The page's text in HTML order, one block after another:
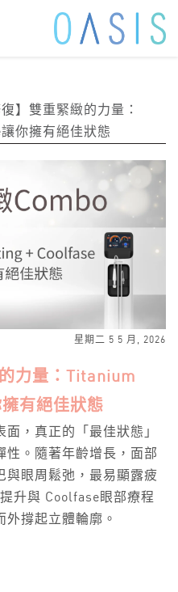
】雙重緊緻的力量：
你擁有絕佳狀態
星期二 5 5 月, 2026
力量：Titanium
有絕佳狀態
，真正的「最佳狀態」
性。隨著年齡增長，面部
與眼周鬆弛，最易顯露疲
升與 Coolfase眼部療程
外撐起立體輪廓。